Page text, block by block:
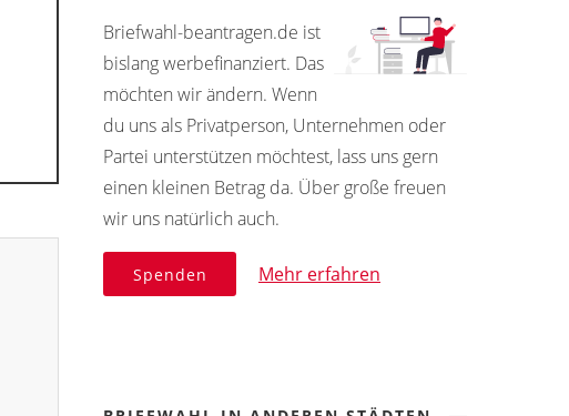
Briefwahl-beantragen.de ist
bislang werbefinanziert. Das
möchten wir ändern. Wenn
du uns als Privatperson, Unternehmen oder
Partei unterstützen möchtest, lass uns gern
einen kleinen Betrag da. Über große freuen
wir uns natürlich auch.
Spenden Mehr erfahren